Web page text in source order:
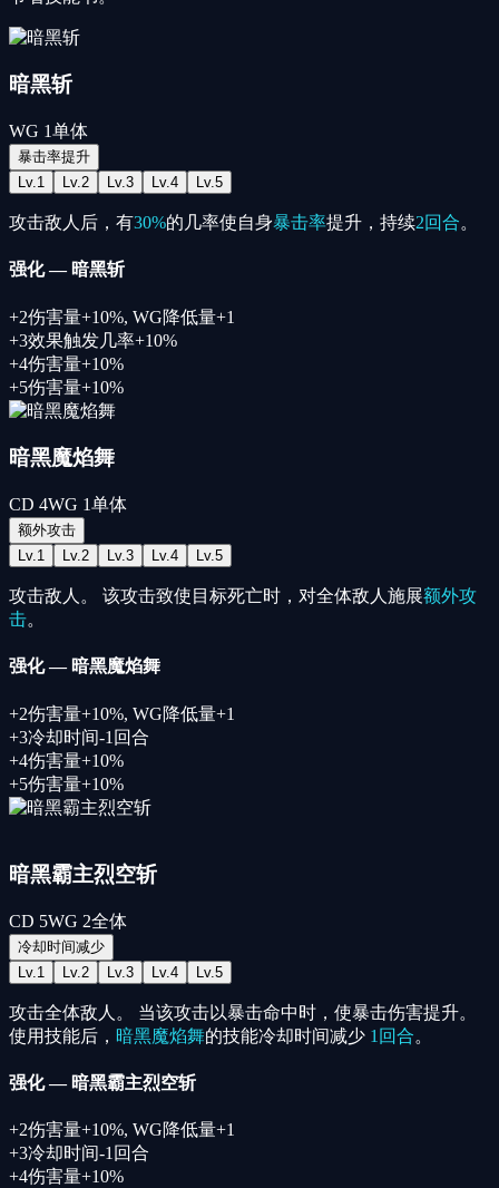
暗黑斩
WG 1单体
暴击率提升
Lv.1 Lv.2 Lv.3 Lv.4 Lv.5
攻击敌人后，有30%的几率使自身暴击率提升，持续2回合。
强化— 暗黑斩
+2伤害量+10%, WG降低量+1
+3效果触发几率+10%
+4伤害量+10%
+5伤害量+10%
暗黑魔焰舞
CD 4WG 1单体
额外攻击
Lv. 1 Lv. 2 Lv. 3 Lv. 4 Lv. 5
攻击敌人。 该攻击致使目标死亡时，对全体敌人施展额外攻
击。
强化— 暗黑魔焰舞
+2伤害量+10%, WG降低量+1
+3冷却时间-1回合
+4伤害量+10%
+5伤害量+10%
暗黑霸主烈空斩
CD 5WG 2全体
冷却时间减少
Lv. 1 Lv. 2 Lv. 3 Lv. 4 Lv. 5
攻击全体敌人。 当该攻击以暴击命中时，使暴击伤害提升。
使用技能后， 暗黑魔焰舞的技能冷却时间减少 1回合。
强化— 暗黑霸主烈空斩
+2伤害量+10%, WG降低量+1
+3冷却时间-1回合
+4伤害量+10%